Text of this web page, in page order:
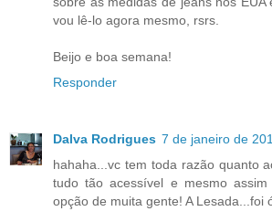
vou lê-lo agora mesmo, rsrs.
Beijo e boa semana!
Responder
Dalva Rodrigues 7 de janeiro de
hahaha...vc tem toda razão quanto
tudo tão acessível e mesmo
opção de muita gente! A Lesada...foi